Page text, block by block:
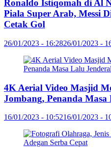
Ronaldo Istiqomah di Al
Piala Super Arab, Messi
Cetak Gol
26/01/2023 - 16:2826/01/2023 -
4K Aerial Video Masjid
Jombang, Penanda
16/01/2023 - 10:5216/01/2023 -